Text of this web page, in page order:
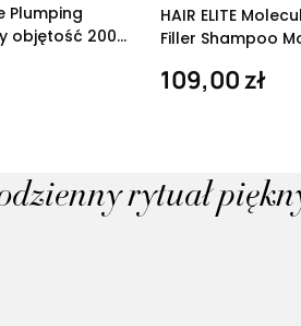
Plumping
objętość 200
HAIR ELITE
Filler Shampoo
109,00 zł
rytuał